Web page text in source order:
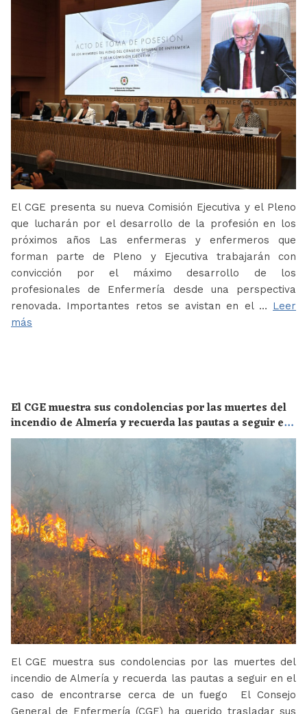
El CGE presenta su nueva Comisión Ejecutiva y el Pleno
que lucharán por el desarrollo de la profesión en los
próximos años Las enfermeras y enfermeros que
forman parte de Pleno y Ejecutiva trabajarán con
convicción por el máximo desarrollo de los
profesionales de Enfermería desde una perspectiva
renovada. Importantes retos se avistan en el … Leer
más
El CGE muestra sus condolencias por las muertes del
incendio de Almería y recuerda las pautas a seguir en
el caso de encontrarse cerca de un fuego
El CGE muestra sus condolencias por las muertes del
incendio de Almería y recuerda las pautas a seguir en el
caso de encontrarse cerca de un fuego El Consejo
General de Enfermería (CGE) ha querido trasladar sus